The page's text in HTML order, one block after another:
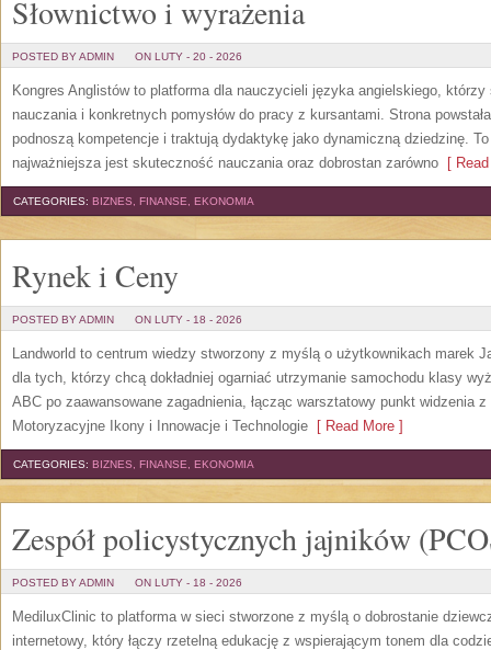
Słownictwo i wyrażenia
POSTED BY ADMIN ON LUTY - 20 - 2026
Kongres Anglistów to platforma dla nauczycieli języka angielskiego,
nauczania i konkretnych pomysłów do pracy z kursantami. Strona
podnoszą kompetencje i traktują dydaktykę jako dynamiczną dziedzinę.
najważniejsza jest skuteczność nauczania oraz dobrostan zarówno [
CATEGORIES: BIZNES, FINANSE, EKONOMIA
Rynek i Ceny
POSTED BY ADMIN ON LUTY - 18 - 2026
Landworld to centrum wiedzy stworzony z myślą o użytkownikach marek
dla tych, którzy chcą dokładniej ogarniać utrzymanie samochodu klasy
ABC po zaawansowane zagadnienia, łącząc warsztatowy punkt widzenia
Motoryzacyjne Ikony i Innowacje i Technologie [ Read More ]
CATEGORIES: BIZNES, FINANSE, EKONOMIA
Zespół policystycznych jajników
POSTED BY ADMIN ON LUTY - 18 - 2026
MediluxClinic to platforma w sieci stworzone z myślą o dobrostanie
internetowy, który łączy rzetelną edukację z wspierającym tonem dla